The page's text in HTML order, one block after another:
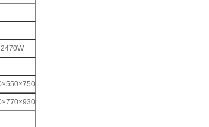
2470W